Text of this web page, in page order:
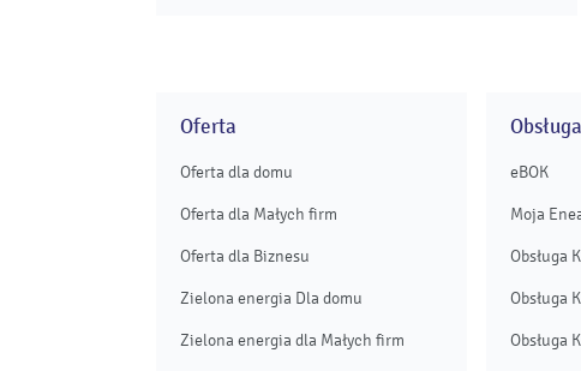
Oferta
Oferta dla domu
Oferta dla Małych firm
Oferta dla Biznesu
Zielona energia Dla domu
Zielona energia dla Małych firm
eBOK
Moja
Obsługa
Obsługa
Obsługa